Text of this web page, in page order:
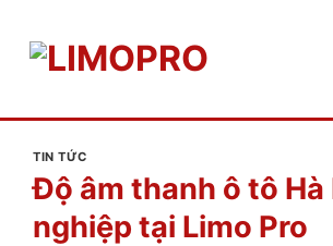
TIN TỨC
Độ âm thanh ô tô
nghiệp tại Limo Pro